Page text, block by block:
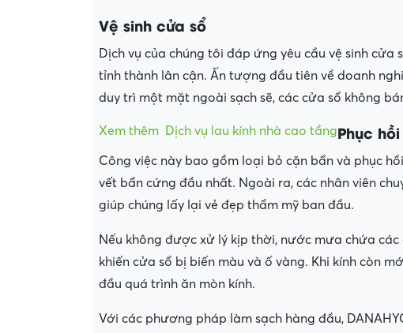
Vệ sinh cửa sổ
Dịch vụ của chúng tôi đáp ứng yêu cầu vệ sinh
tỉnh thành lân cận. Ấn tượng đầu tiên về doanh
duy trì một mặt ngoài sạch sẽ, các cửa sổ không
Xem thêm Dịch vụ lau kính nhà cao tầngPhục
Công việc này bao gồm loại bỏ cặn bẩn và phục
vết bẩn cứng đầu nhất. Ngoài ra, các nhân viên
giúp chúng lấy lại vẻ đẹp thẩm mỹ ban đầu.
Nếu không được xử lý kịp thời, nước mưa chứa
khiến cửa sổ bị biến màu và ố vàng. Khi kính còn
đầu quá trình ăn mòn kính.
Với các phương pháp làm sạch hàng đầu,